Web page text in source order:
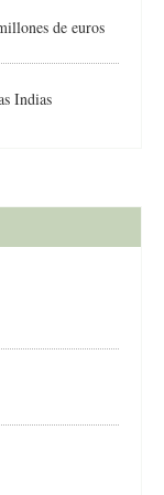
de euros
Indias